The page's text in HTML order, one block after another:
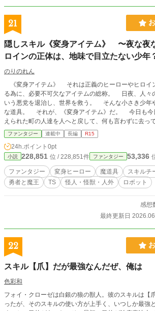
21
隠しスキル《変身アイテム》 〜夜な夜
ロインの正体は、地味で目立たない少年
のりのれん
《変身アイテム》 それは正義のヒーローやヒロインが、強大な力を手にす
る為に、必要不可欠なアイテムの総称。 日夜、人々の平和に害を為す悪党と
いう悪党を退治し、世界を救う。 そんな小さき少年や少女が憧れる夢のよう
な道具。 それが、《変身アイテム》だ。 今日も今日とて、怪人や怪物に変
えられた町の人達を人へと戻して、何も言わずに去っていく。 か
事、この上ない。 あんなかっこいいヒーロー達のようになれたら………。
そんな馬鹿げた事を何度も、何度も思い続けて--------- 夢に見て--------- そし
て、その想いが届いた………………そう思っていたの
で、ヒロインなのよ！！ 普通は、ヒーロー側の方でしょ
は、何故か、《少女系の変身アイテム》を手にしてし
と共に、《魔王・ダークメア》と戦い続ける物語。 ------------------------------------
※何となく、某番組等を見続けて、ふと、思いついた作品で
は、下記のアドレスをご利
ファンタジー 連載中 長編 R15
24h.ポイント 0pt
小説 228,851 位 / 228,851件 ファンタジー 53,336
ファンタジー 変身ヒーロー 魔道具 スキルチ
勇者と魔王
TS 怪人・怪獣・人外 ロボット
感想
最終更新日
22
スキル【爪】だが最強なんだぜ、俺は
色彩和
フォイ・クローゼは白銀の狼の獣人。彼のスキルは【
ったが、そのスキルの使い方が上手く、いつしか最強